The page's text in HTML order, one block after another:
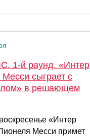
1-й раунд. «Интер
сыграет с
в решающем
«Интер
Месси примет